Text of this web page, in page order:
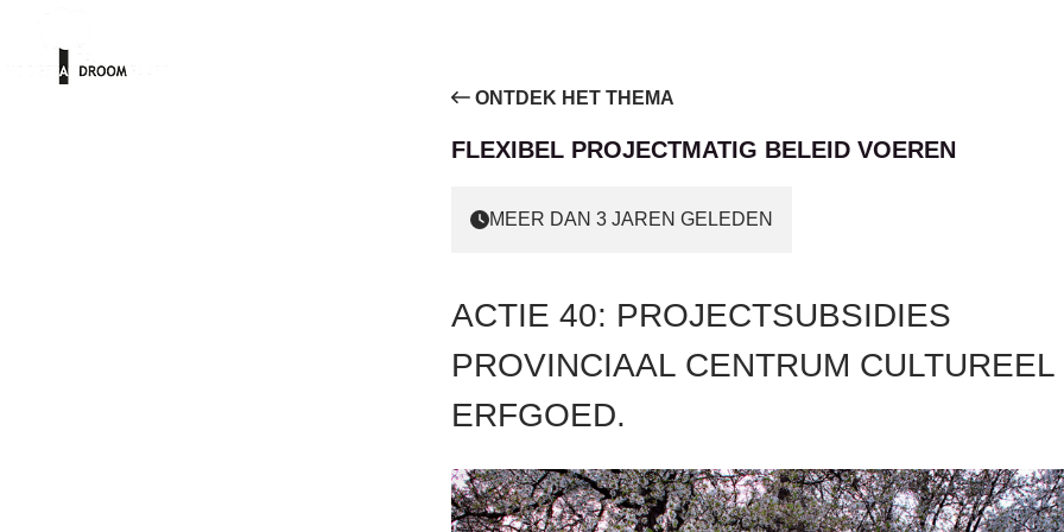
ONTDEK HET THEMA
FLEXIBEL PROJECTMATIG BELEID VOEREN
MEER DAN 3 JAREN GELEDEN
ACTIE 40: PROJECTSUBSIDIES
PROVINCIAAL CENTRUM CULTUREEL
ERFGOED.